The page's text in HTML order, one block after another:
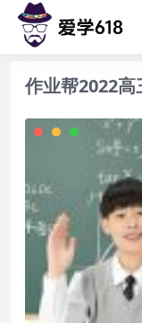
作业帮2022